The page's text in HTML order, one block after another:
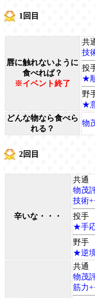
1回目
唇に触れないように
食べれば？
※イベント終了
共
技
投
★
野
★
どんな物なら食べら
れる？
物
2回目
辛いな・・・
共通
物茂
技術
投手
★手
野手
★逆
共通
物茂
筋力